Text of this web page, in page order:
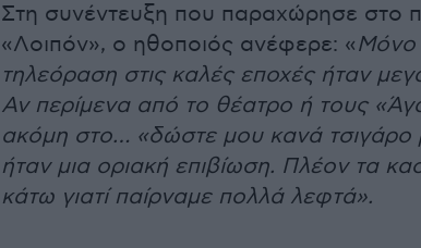
Στη συνέντευξη που παραχώρησε στο
«Λοιπόν», ο ηθοποιός ανέφερε: «Μόνο
τηλεόραση στις καλές εποχές ήταν
Αν περίμενα από το θέατρο ή τους
ακόμη στο… «δώστε μου κανά τσιγάρο
ήταν μια οριακή επιβίωση. Πλέον τα
κάτω γιατί παίρναμε πολλά λεφτά».